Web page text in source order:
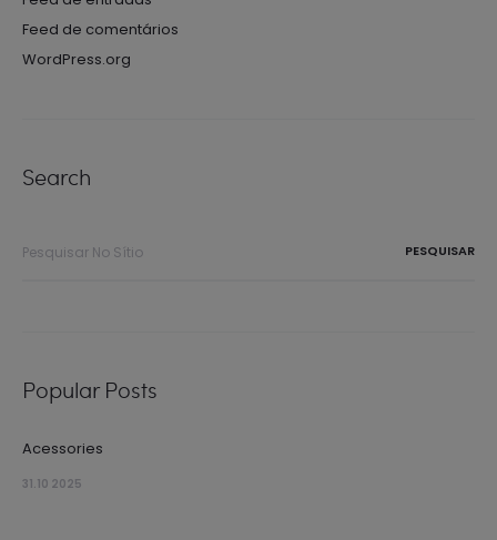
Feed de comentários
WordPress.org
Search
Popular Posts
Acessories
31.10 2025